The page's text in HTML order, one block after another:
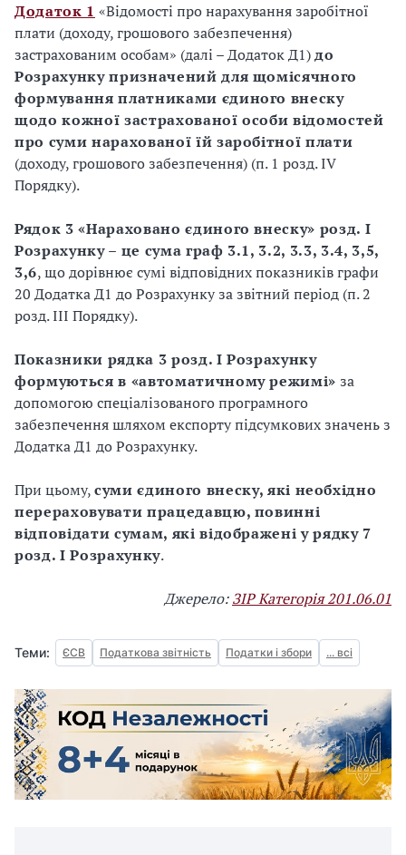
Додаток 1 «Відомості про нарахування заробітної
плати (доходу, грошового забезпечення)
застрахованим особам» (далі – Додаток Д1)до
Розрахунку призначений для щомісячного
формування платниками єдиного внеску
щодо кожної застрахованої особи відомостей
про суми нарахованої їй заробітної плати
(доходу, грошового забезпечення) (п. 1 розд. ІV
Порядку).
Рядок 3 «Нараховано єдиного внеску» розд. І
Розрахунку – це сума граф 3.1, 3.2, 3.3, 3.4, 3,5,
3,6, що дорівнює сумі відповідних показників графи
20 Додатка Д1 до Розрахунку за звітний період (п. 2
розд. ІІІ Порядку).
Показники рядка 3 розд. І Розрахунку
формуються в «автоматичному режимі» за
допомогою спеціалізованого програмного
забезпечення шляхом експорту підсумкових значень з
Додатка Д1 до Розрахунку.
При цьому,суми єдиного внеску, які необхідно
перераховувати працедавцю, повинні
відповідати сумам, які відображені у рядку 7
розд. І Розрахунку.
Джерело:ЗІР Категорія 201.06.01
Теми: ЄСВ Податкова звітність Податки і збори ... всі